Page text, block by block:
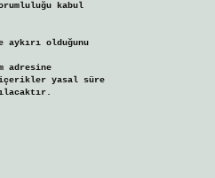
kabul
aykırı olduğunu
adresine
yasal süre